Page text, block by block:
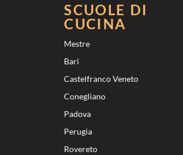
SCUOLE DI
CUCINA
Mestre
Bari
Castelfranco Veneto
Conegliano
Padova
Perugia
Rovereto